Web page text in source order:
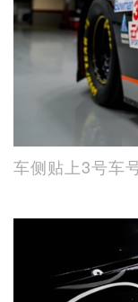
车侧贴上3号车